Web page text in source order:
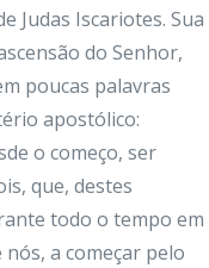
Judas Iscariotes. Sua
do Senhor,
poucas palavras
apostólico:
o começo, ser
que, destes
todo o tempo em
a começar pelo